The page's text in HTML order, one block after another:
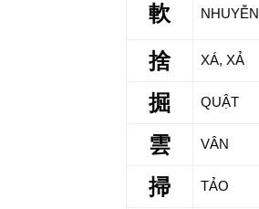
軟 NHUYỄN
捨 XÁ, XẢ
掘 QUẬT
雲 VÂN
掃 TẢO